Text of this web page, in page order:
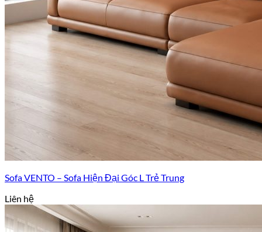
Sofa VENTO – Sofa Hiện Đại Góc L Trẻ Trung
Liên hệ